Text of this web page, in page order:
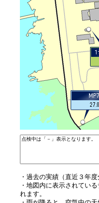
・過去の実績（直近３年度
・地図内に表示されてい
れます。